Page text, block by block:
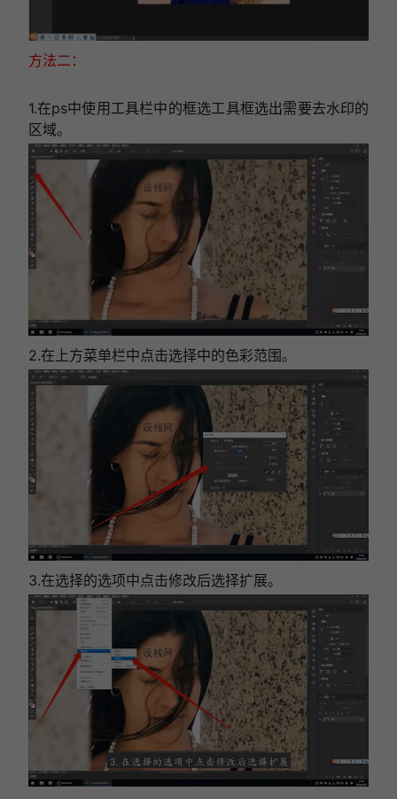
方法二：
1.在ps中使用工具栏中的框选工具框选出需要去水印的
区域。
2.在上方菜单栏中点击选择中的色彩范围。
3.在选择的选项中点击修改后选择扩展。